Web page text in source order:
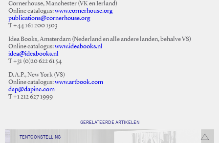
Cornerhouse, Manchester (VK en Ierland)
Online catalogus:www.cornerhouse.org
publications@cornerhouse.org
T +44 161 200 1503
Idea Books, Amsterdam (Nederland en alle andere landen, behalve VS)
Online catalogus:www.ideabooks.nl
idea@ideabooks.nl
T +31 (0)20 622 61 54
D.A.P., New York (VS)
Online catalogus:www.artbook.com
dap@dapinc.com
T +1 212 627 1999
GERELATEERDE ARTIKELEN
TENTOONSTELLING